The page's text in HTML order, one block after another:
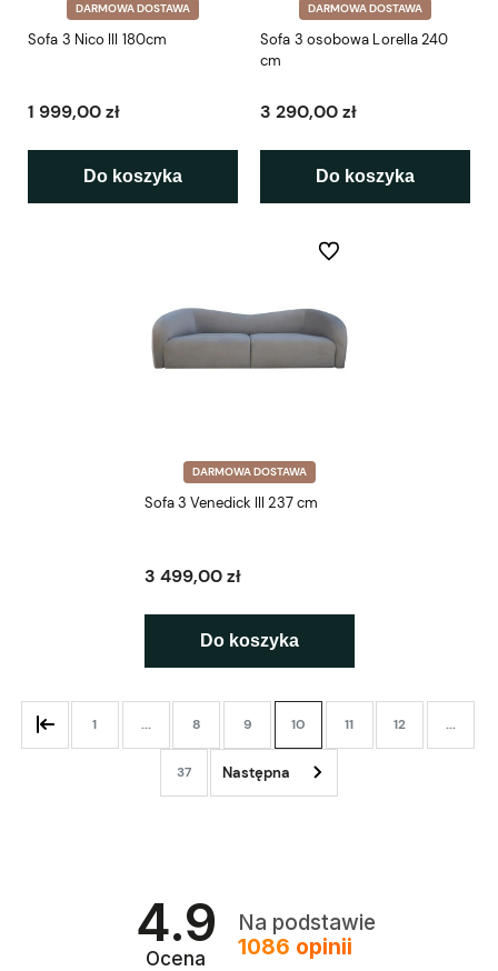
DARMOWA DOSTAWA
Sofa 3 Nico III 180cm
1 999,00 zł
Do koszyka
DARMOWA DOSTAWA
Sofa 3 osobowa Lorella 240
cm
3 290,00 zł
Do koszyka
DARMOWA DOSTAWA
Sofa 3 Venedick III 237 cm
3 499,00 zł
Do koszyka
Do ulubionych
1 ... 8 9 10 11 12 ...
37
4.9
Ocena
Na podstawie
1086 opinii